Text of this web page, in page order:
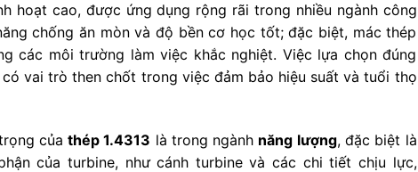
hoạt cao, được ứng dụng rộng rãi trong nhiều ngành công
chống ăn mòn và độ bền cơ học tốt; đặc biệt, mác thép
các môi trường làm việc khắc nghiệt. Việc lựa chọn đúng
có vai trò then chốt trong việc đảm bảo hiệu suất và tuổi thọ
củathép 1.4313 là trong ngành năng lượng, đặc biệt là
của turbine, như cánh turbine và các chi tiết chịu lực,